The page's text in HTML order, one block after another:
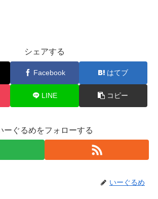
シェアする
Facebook はてブ
LINE コピー
ーぐるめをフォローする
いーぐるめ